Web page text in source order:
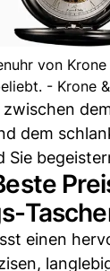
von
- Krone
dem
Sie
einen